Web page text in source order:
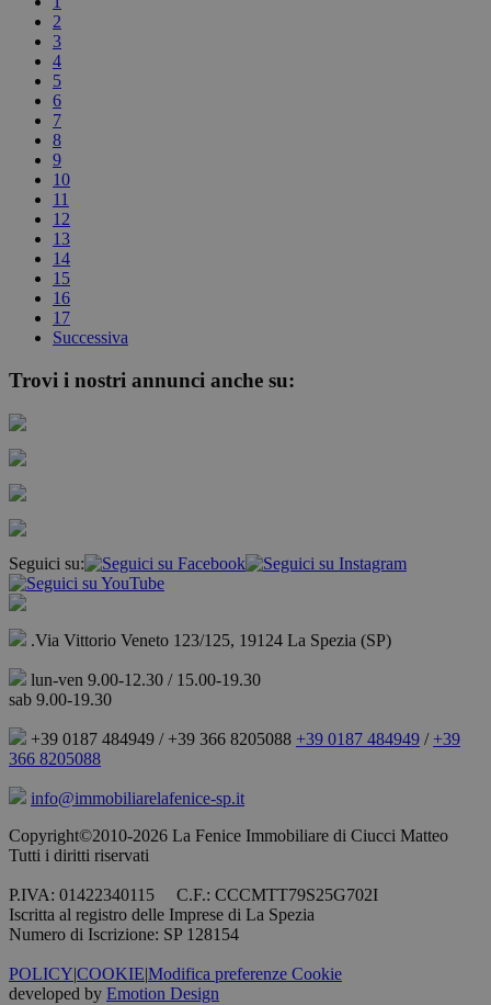
2
3
4
5
6
7
8
9
10
11
12
13
14
15
16
17
Successiva
Trovi i nostri annunci anche su:
Seguici su:
.Via Vittorio Veneto 123/125, 19124 La Spezia (SP)
lun-ven 9.00-12.30 / 15.00-19.30
sab 9.00-19.30
+39 0187 484949 / +39 366 8205088 +39 0187 484949 / +39
366 8205088
info@immobiliarelafenice-sp.it
Copyright©2010-2026 La Fenice Immobiliare di Ciucci Matteo
Tutti i diritti riservati
P.IVA: 01422340115 C.F.: CCCMTT79S25G702I
Iscritta al registro delle Imprese di La Spezia
Numero di Iscrizione: SP 128154
POLICY|COOKIE|Modifica preferenze Cookie
developed by Emotion Design